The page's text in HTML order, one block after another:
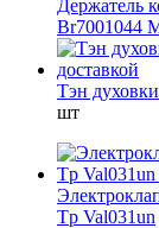
Держатель
Br7001044
Тэн
шт
Tp Val031un